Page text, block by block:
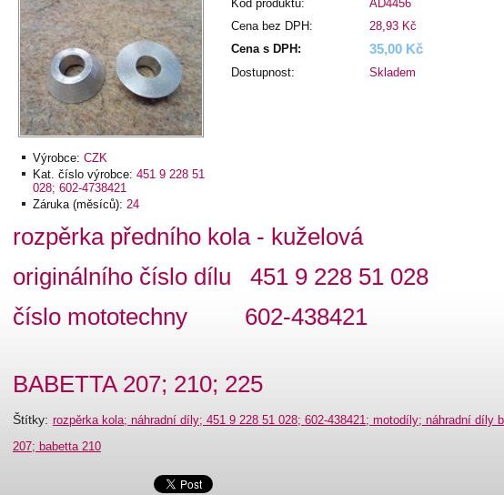
Kód produktu:
AD4456
Cena bez DPH:
28,93 Kč
Cena s DPH:
35,00 Kč
Dostupnost: Skladem
Výrobce: CZK
Kat. číslo výrobce: 451 9 228 51
028; 602-4738421
Záruka (měsíců): 24
rozpěrka předního kola - kuželová
originálního číslo dílu 451 9 228 51 028
číslo mototechny 602-438421
BABETTA 207; 210; 225
Štítky: rozpěrka kola; náhradní díly; 451 9 228 51 028; 602-438421; motodíly; náhradní díly
207; babetta 210